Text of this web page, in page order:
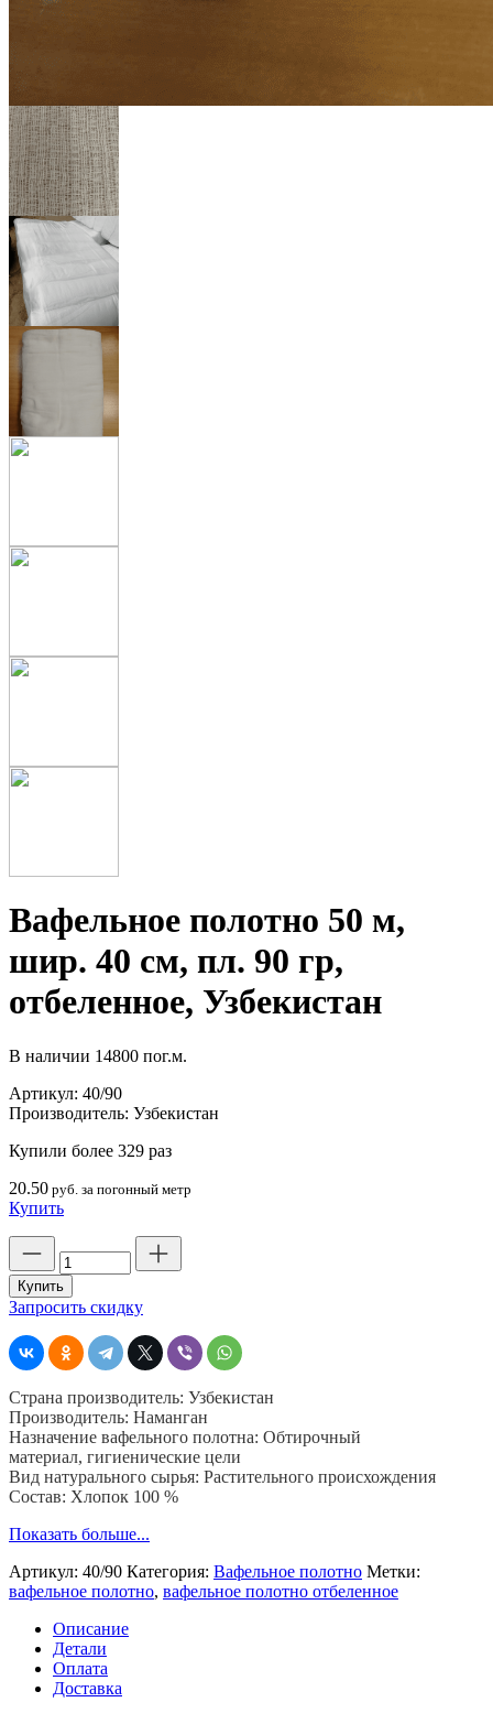
Вафельное полотно 50 м,
шир. 40 см, пл. 90 гр,
отбеленное, Узбекистан
В наличии 14800 пог.м.
Артикул: 40/90
Производитель: Узбекистан
Купили более 329 раз
20.50 руб. за погонный метр
Купить
Количество
товара
Вафельное
полотно
м,
шир.
см,
пл.
90
гр,
отбеленное,
Узбекистан
Купить
Запросить скидку
Страна производитель: Узбекистан
Производитель: Наманган
Назначение вафельного полотна: Обтирочный
материал, гигиенические цели
Вид натурального сырья: Растительного происхождения
Состав: Хлопок 100 %
Показать больше...
Артикул: 40/90 Категория: Вафельное полотно Метки:
вафельное полотно, вафельное полотно отбеленное
Описание
Детали
Оплата
Доставка